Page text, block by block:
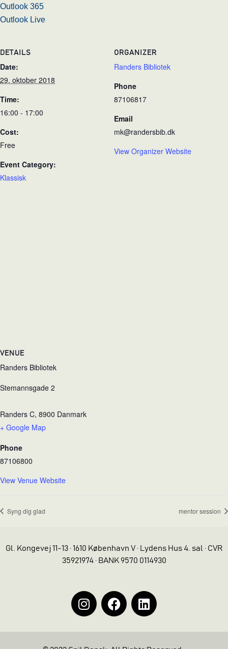
Outlook 365
Outlook Live
DETAILS
Date:
29. oktober 2018
Time:
16:00 - 17:00
Cost:
Free
Event Category:
Klassisk
ORGANIZER
Randers Bibliotek
Phone
87106817
Email
mk@randersbib.dk
View Organizer Website
VENUE
Randers Bibliotek
Stemannsgade 2
Randers C, 8900 Danmark
+ Google Map
Phone
87106800
View Venue Website
Syng dig glad mentor session
Gl. Kongevej 11-13 · 1610 København V · Lydens Hus 4. sal · CVR
35921974 · BANK 9570 0114930